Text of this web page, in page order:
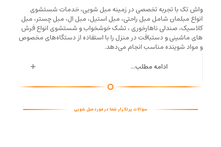
واش تک با تجربه تخصصی در زمینه مبل شویی، خدمات شستشوی
انواع مبلمان شامل مبل راحتی، مبل استیل، مبل ال، مبل چستر، مبل
کلاسیک، صندلی ناهارخوری ، تشک خوشخواب و شستشوی انواع فرش
های ماشینی و دستبافت در منزل را با استفاده از دستگاه‌های مخصوص
و مواد شوینده مناسب انجام می‌دهد.
ادامه مطلب...
سوالات پرتکرار شما در مورد مبل شویی